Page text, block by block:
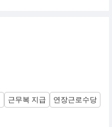
근무복 지급
연장근로수당